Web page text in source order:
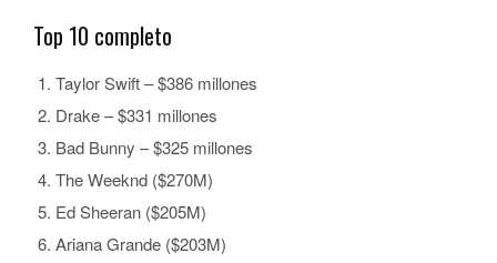
Top 10 completo
Taylor Swift – $386 millones
Drake – $331 millones
Bad Bunny – $325 millones
The Weeknd ($270M)
Ed Sheeran ($205M)
Ariana Grande ($203M)